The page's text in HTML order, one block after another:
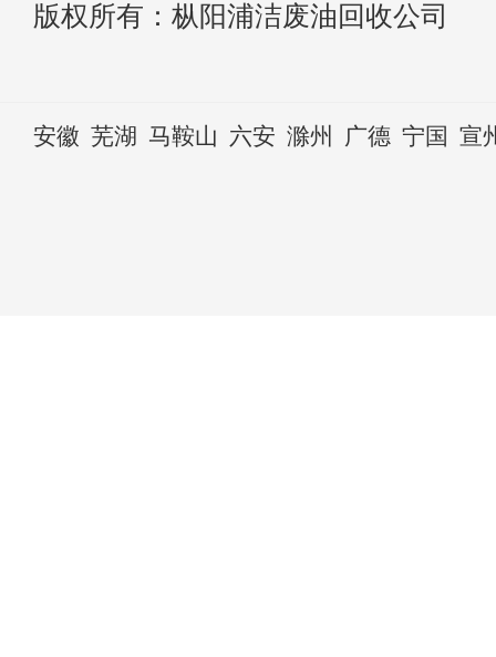
版权所有：枞阳浦洁废油回收公司
安徽 芜湖 马鞍山 六安 滁州 广德 宁国 宣